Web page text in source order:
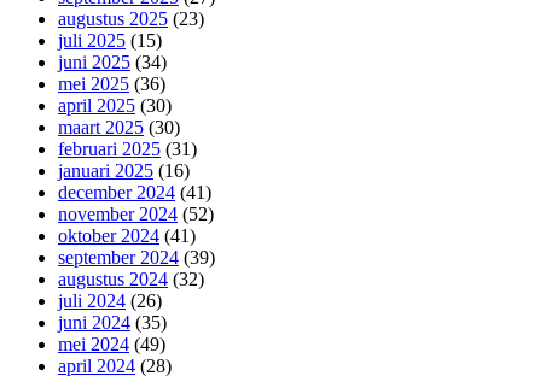
augustus 2025 (23)
juli 2025 (15)
juni 2025 (34)
mei 2025 (36)
april 2025 (30)
maart 2025 (30)
februari 2025 (31)
januari 2025 (16)
december 2024 (41)
november 2024 (52)
oktober 2024 (41)
september 2024 (39)
augustus 2024 (32)
juli 2024 (26)
juni 2024 (35)
mei 2024 (49)
april 2024 (28)